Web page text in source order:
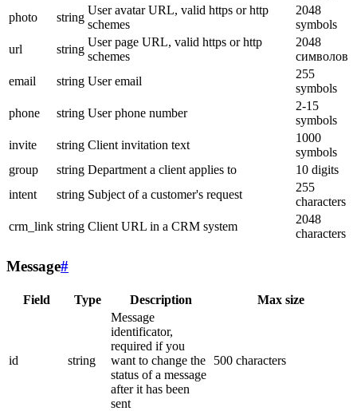
photo
string
User avatar URL, valid https or http
schemes
2048
symbols
url
string
User page URL, valid https or http
schemes
2048
символов
email
string User email
255
symbols
phone
string User phone number
2-15
symbols
invite
string Client invitation text
1000
symbols
group
string Department a client applies to
10 digits
intent
string Subject of a customer's request
255
characters
crm_link string Client URL in a CRM system
2048
characters
Message#
Field Type Description Max size
id string
Message
identificator,
required if you
want to change the
status of a message
after it has been
sent
500 characters